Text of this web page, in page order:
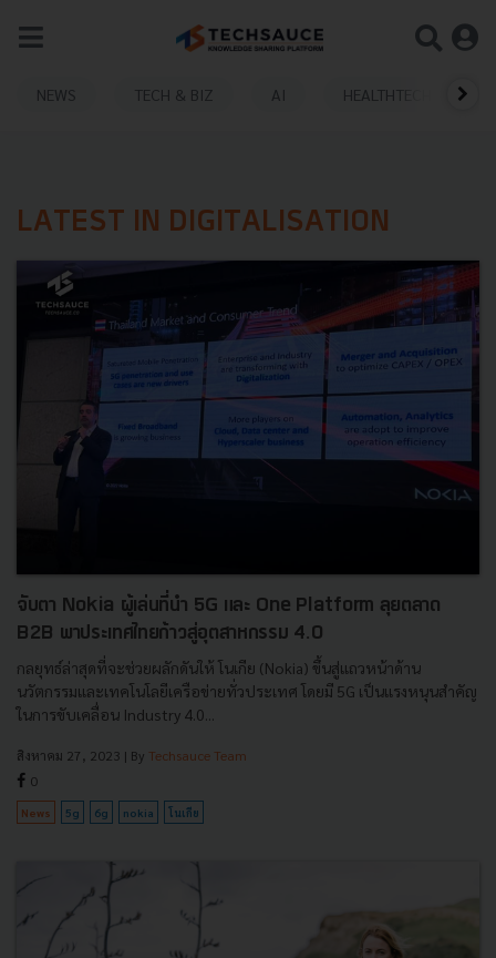
NEWS TECH & BIZ AI HEALTHTECH
LATEST IN DIGITALISATION
จับตา Nokia ผู้เล่นที่นำ 5G และ One Platform ลุยตลาด
B2B พาประเทศไทยก้าวสู่อุตสาหกรรม 4.0
กลยุทธ์ล่าสุดที่จะช่วยผลักดันให้ โนเกีย (Nokia) ขึ้นสู่แถวหน้าด้าน
นวัตกรรมและเทคโนโลยีเครือข่ายทั่วประเทศ โดยมี 5G เป็นแรงหนุนสำคัญ
ในการขับเคลื่อน Industry 4.0...
สิงหาคม 27, 2023 | By Techsauce Team
0
News 5g 6g nokia โนเกีย